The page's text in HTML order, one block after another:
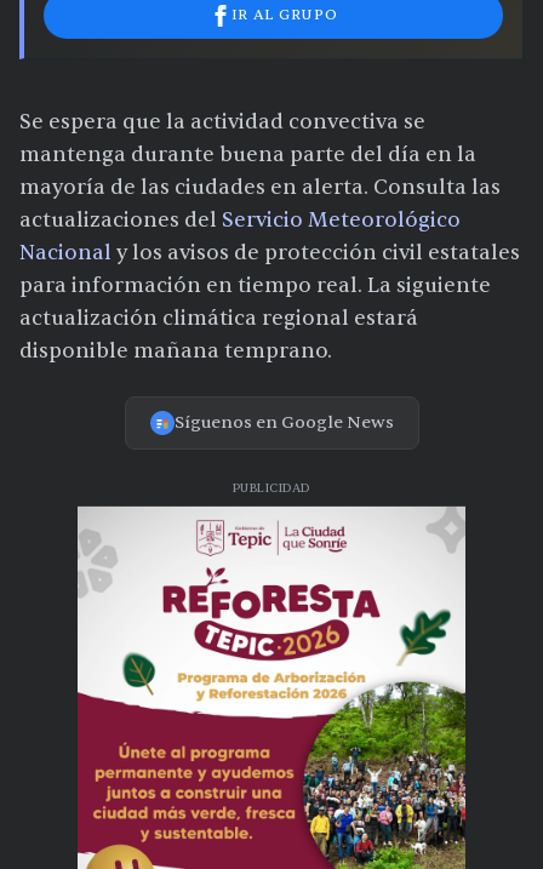
IR AL GRUPO
Se espera que la actividad convectiva se
mantenga durante buena parte del día en la
mayoría de las ciudades en alerta. Consulta las
actualizaciones del Servicio Meteorológico
Nacional y los avisos de protección civil estatales
para información en tiempo real. La siguiente
actualización climática regional estará
disponible mañana temprano.
Síguenos en Google News
PUBLICIDAD